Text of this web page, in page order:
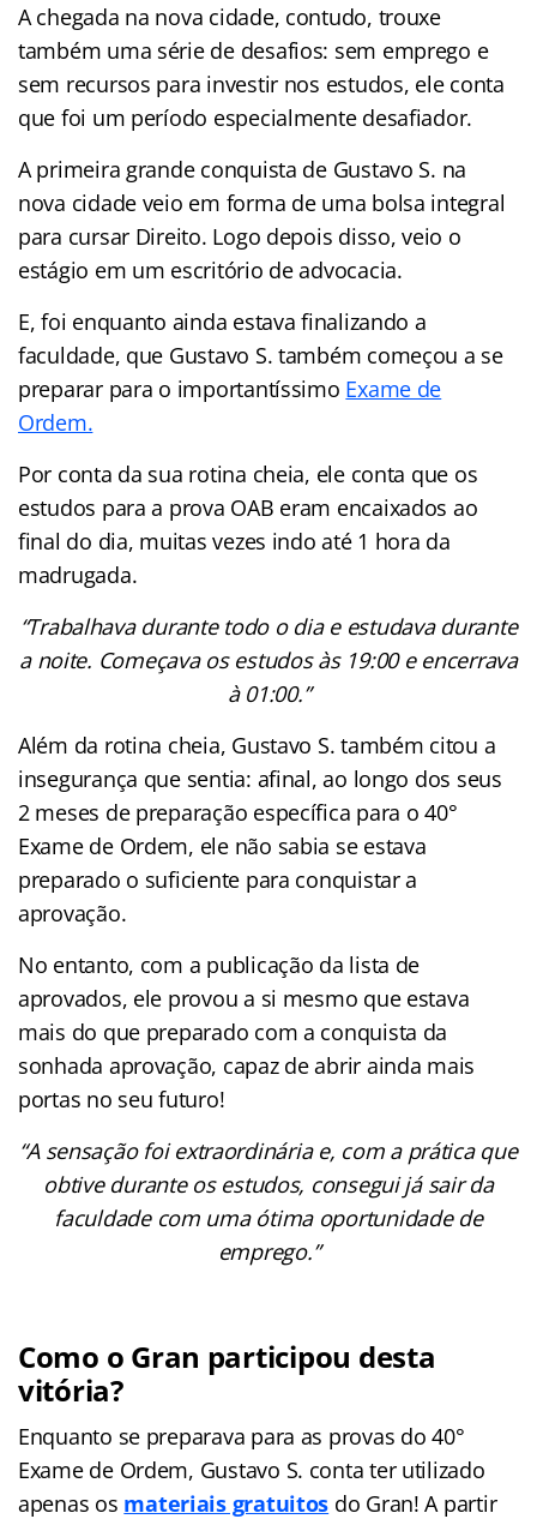
A chegada na nova cidade, contudo, trouxe
também uma série de desafios: sem emprego e
sem recursos para investir nos estudos, ele conta
que foi um período especialmente desafiador.
A primeira grande conquista de Gustavo S. na
nova cidade veio em forma de uma bolsa integral
para cursar Direito. Logo depois disso, veio o
estágio em um escritório de advocacia.
E, foi enquanto ainda estava finalizando a
faculdade, que Gustavo S. também começou a se
preparar para o importantíssimo Exame de
Ordem.
Por conta da sua rotina cheia, ele conta que os
estudos para a prova OAB eram encaixados ao
final do dia, muitas vezes indo até 1 hora da
madrugada.
“Trabalhava durante todo o dia e estudava durante
a noite. Começava os estudos às 19:00 e encerrava
à 01:00.”
Além da rotina cheia, Gustavo S. também citou a
insegurança que sentia: afinal, ao longo dos seus
2 meses de preparação específica para o 40°
Exame de Ordem, ele não sabia se estava
preparado o suficiente para conquistar a
aprovação.
No entanto, com a publicação da lista de
aprovados, ele provou a si mesmo que estava
mais do que preparado com a conquista da
sonhada aprovação, capaz de abrir ainda mais
portas no seu futuro!
“A sensação foi extraordinária e, com a prática que
obtive durante os estudos, consegui já sair da
faculdade com uma ótima oportunidade de
emprego.”
Como o Gran participou desta
vitória?
Enquanto se preparava para as provas do 40°
Exame de Ordem, Gustavo S. conta ter utilizado
apenas os materiais gratuitos do Gran! A partir